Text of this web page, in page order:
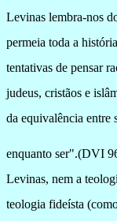
Levinas lembra-nos
permeia toda a
tentativas de pensar
judeus, cristãos e
da equivalência entre
enquanto ser".(DVI
Levinas, nem a
teologia fideísta